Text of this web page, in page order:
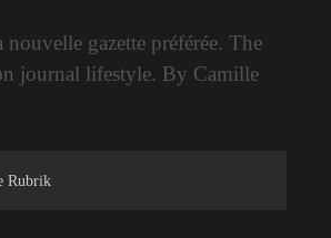
nouvelle gazette préférée. The
journal lifestyle. By Camille